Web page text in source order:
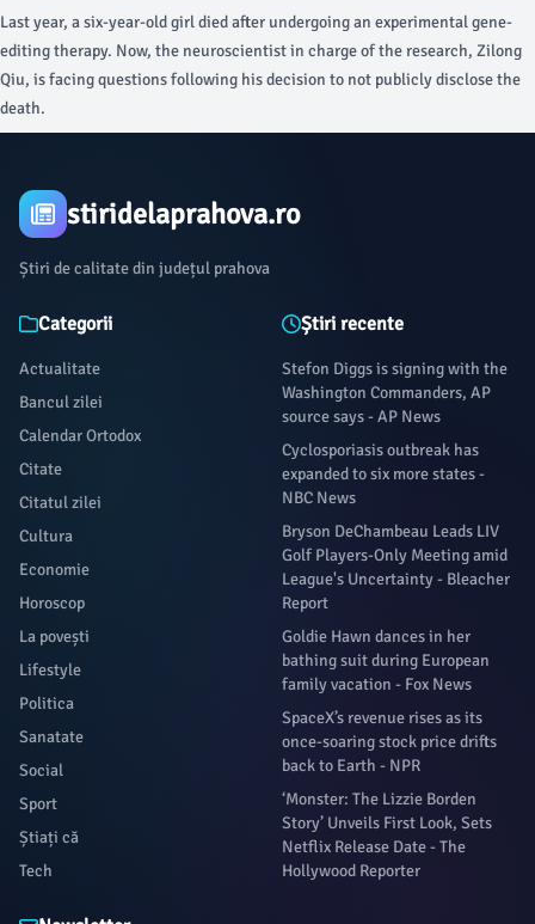
Last year, a six-year-old girl died after undergoing an experimental gene-
editing therapy. Now, the neuroscientist in charge of the research, Zilong
Qiu, is facing questions following his decision to not publicly disclose the
death.
stiridelaprahova.ro
Știri de calitate din județul prahova
Categorii
Actualitate
Bancul zilei
Calendar Ortodox
Citate
Citatul zilei
Cultura
Economie
Horoscop
La povești
Lifestyle
Politica
Sanatate
Social
Sport
Știați că
Tech
Știri recente
Stefon Diggs is signing with the
Washington Commanders, AP
source says - AP News
Cyclosporiasis outbreak has
expanded to six more states -
NBC News
Bryson DeChambeau Leads LIV
Golf Players-Only Meeting amid
League's Uncertainty - Bleacher
Report
Goldie Hawn dances in her
bathing suit during European
family vacation - Fox News
SpaceX’s revenue rises as its
once-soaring stock price drifts
back to Earth - NPR
‘Monster: The Lizzie Borden
Story’ Unveils First Look, Sets
Netflix Release Date - The
Hollywood Reporter